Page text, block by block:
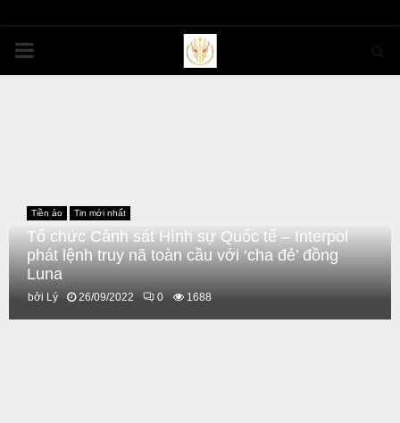
PRIMARY
Tiền ảo Tin mới nhất
Tổ chức Cảnh sát Hình sự Quốc tế – Interpol
phát lệnh truy nã toàn cầu với ‘cha đẻ’ đồng
Luna
bởi Lý 26/09/2022 0 1688